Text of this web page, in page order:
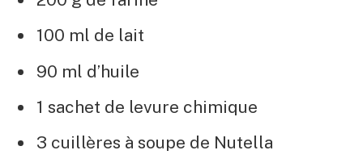
100 ml de lait
90 ml d’huile
1 sachet de levure chimique
3 cuillères à soupe de Nutella